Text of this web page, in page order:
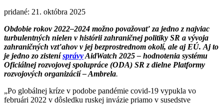
pridané: 21. októbra 2025
Obdobie rokov 2022–2024 možno považovať za jedno z najviac
turbulentných nielen v histórii zahraničnej politiky SR a vývoja
zahraničných vzťahov v jej bezprostrednom okolí, ale aj EÚ. Aj to
je jedno zo zistenísprávyAidWatch 2025 – hodnotenia systému
Oficiálnej rozvojovej spolupráce (ODA) SR z dielne Platformy
rozvojových organizácií – Ambrela.
„Po globálnej kríze v podobe pandémie covid-19 vypukla vo
februári 2022 v dôsledku ruskej invázie priamo v susedstve